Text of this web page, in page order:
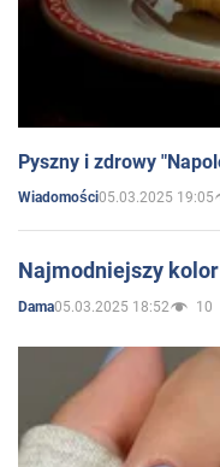
Pyszny i zdrowy
Wiadomości05.03.2025 19:05
Najmodniejszy
Dama05.03.2025 18:52 10